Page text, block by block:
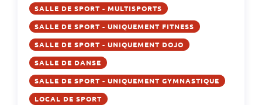
SALLE DE SPORT - MULTISPORTS
SALLE DE SPORT - UNIQUEMENT FITNESS
SALLE DE SPORT - UNIQUEMENT DOJO
SALLE DE DANSE
SALLE DE SPORT - UNIQUEMENT GYMNASTIQUE
LOCAL DE SPORT